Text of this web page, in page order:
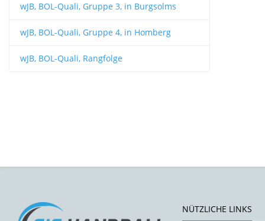
wJB, BOL-Quali, Gruppe 3, in Burgsolms
wJB, BOL-Quali, Gruppe 4, in Homberg
wJB, BOL-Quali, Rangfolge
NÜTZLICHE LINKS